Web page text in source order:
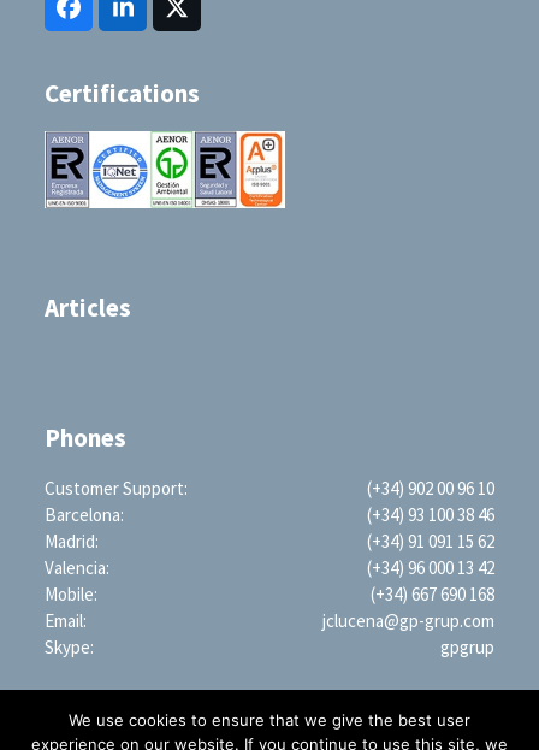
FacebookLinkedInTwitter
(deprecated)
Certifications
Articles
Phones
Customer Support:
(+34) 902 00 96 10
Barcelona:
(+34) 93 100 38 46
Madrid:
(+34) 91 091 15 62
Valencia:
(+34) 96 000 13 42
Mobile:
(+34) 667 690 168
Email:
jclucena@gp-grup.com
Skype:
gpgrup
We use cookies to ensure that we give the best user
experience on our website. If you continue to use this site, we